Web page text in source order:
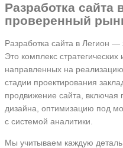
Разработка сайта
проверенный
Разработка сайта в Легион
Это комплекс
направленных на
стадии проектирования
продвижение сайта, включая
дизайна, оптимизацию под
с системой аналитики.
Мы учитываем каждую